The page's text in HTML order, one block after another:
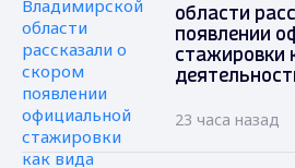
области
появлении
стажировки
23 часа назад